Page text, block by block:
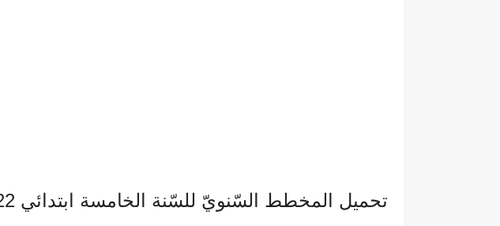
تحميل المخطط السّنويّ للسّنة الخامسة ابتدائي 2022-2023 doc word